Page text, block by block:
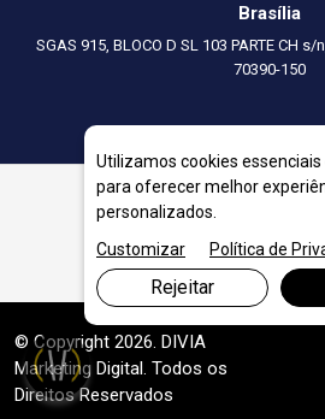
Brasília
SGAS 915, BLOCO D SL 103 PARTE CH
70390-150
© Copyright 2026. DIVIA
Marketing Digital. Todos os
Direitos Reservados
Utilizamos cookies
para oferecer melhor
personalizados.
Customizar
Política de
Rejeitar